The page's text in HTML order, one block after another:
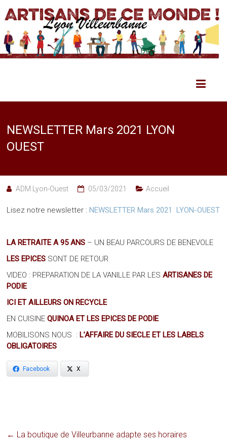
NEWSLETTER Mars 2021 LYON
OUEST
ADM Lyon-Ouest 05/03/2021 Accueil
Lisez notre newsletter :NEWSLETTER Mars 2021 LYON-OUEST
LA RETRAITE A 95 ANS – UN BEAU PARCOURS DE BENEVOLE
LES EPICES SONT DE RETOUR
VIDEO : PREPARATION DE LA VANILLE PAR LESARTISANES DE
PODIE
ICI ET AILLEURS ON RECYCLE
EN CUISINEQUINOA ET LES EPICES DE PODIE
MOBILISONS NOUS :L’AFFAIRE DU SIECLE ET LES LABELS
OBLIGATOIRES
Facebook X
← La boutique de Villeurbanne adapte ses horaires